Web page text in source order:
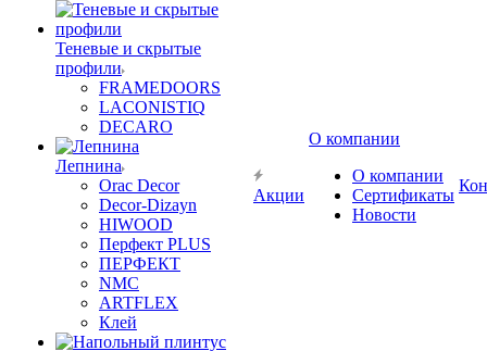
Теневые и скрытые
профили
FRAMEDOORS
LACONISTIQ
DECARO
Лепнина
Orac Decor
Decor-Dizayn
HIWOOD
Перфект PLUS
ПЕРФЕКТ
NMC
ARTFLEX
Клей
Акции
О компании
О компании
Сертификаты
Новости